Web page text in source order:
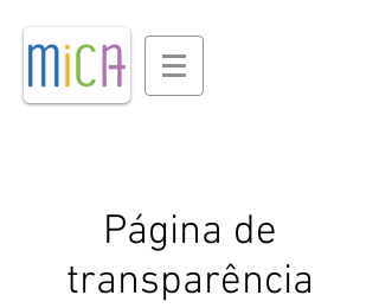
​Página de
transparência